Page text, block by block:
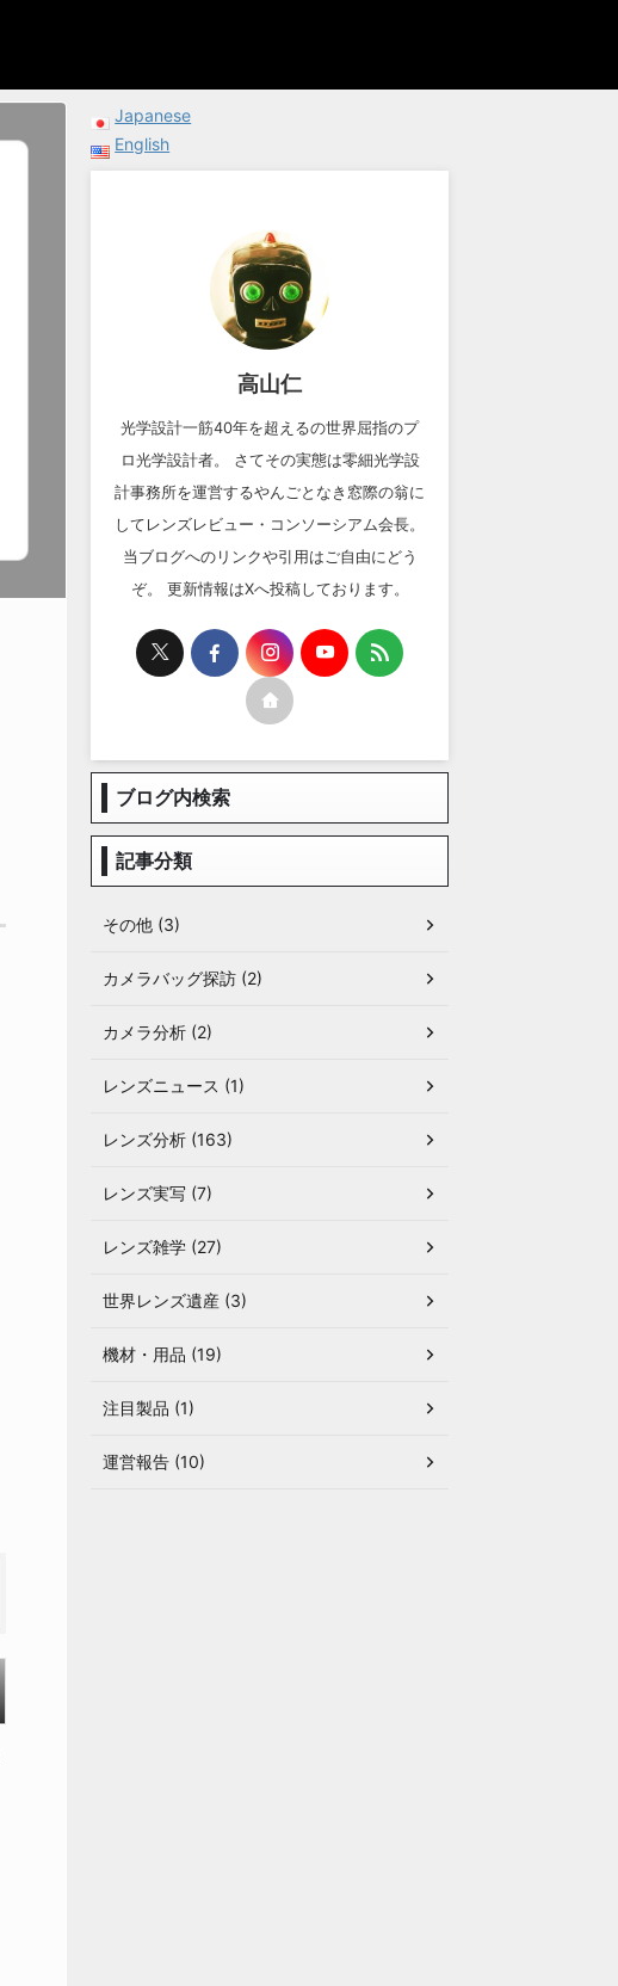
Japanese
English
高山仁
光学設計一筋40年を超えるの世界屈指のプ
ロ光学設計者。 さてその実態は零細光学設
計事務所を運営するやんごとなき窓際の翁に
してレンズレビュー・コンソーシアム会長。
当ブログへのリンクや引用はご自由にどう
ぞ。 更新情報はXへ投稿しております。
ブログ内検索
記事分類
その他 (3)
カメラバッグ探訪 (2)
カメラ分析 (2)
レンズニュース (1)
レンズ分析 (163)
レンズ実写 (7)
レンズ雑学 (27)
世界レンズ遺産 (3)
機材・用品 (19)
注目製品 (1)
運営報告 (10)